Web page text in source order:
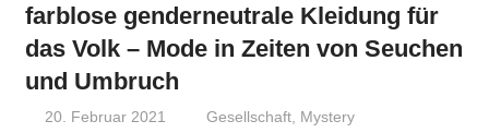
farblose genderneutrale Kleidung für
das Volk – Mode in Zeiten von Seuchen
und Umbruch
20. Februar 2021 Niki Vogt
Gesellschaft Mystery